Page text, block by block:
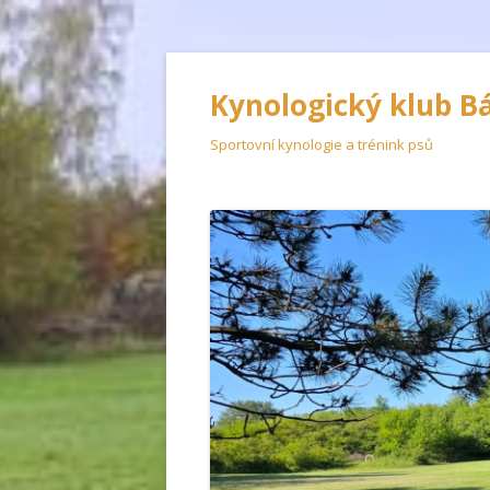
Kynologický klub
Sportovní kynologie a trénink psů